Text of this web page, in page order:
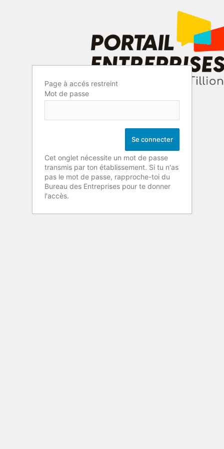
Page à accés restreint
Mot de passe
Cet onglet nécessite un mot de passe
transmis par ton établissement. Si tu n'as
pas le mot de passe, rapproche-toi du
Bureau des Entreprises pour te donner
l'accès.